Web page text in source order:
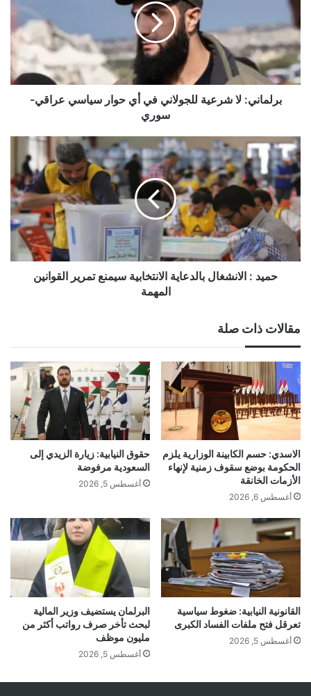
للجولاني
في
أي
حوار
سياسي
عراقي-
سوريبرلماني: لا شرعية للجولاني في أي حوار سياسي عراقي-
سوري
حميد
:
الانشغال
بالدعاية
الانتخابية
سيمنع
تمرير
القوانين
المهمة
حميد : الانشغال بالدعاية الانتخابية سيمنع تمرير القوانين
المهمة
مقالات ذات صلة
الاسدي: حسم الكابينة الوزارية يلزم
الحكومة بوضع سقوف زمنية لإنهاء
الأزمات الخانقة
أغسطس 6, 2026
حقوق النيابية: زيارة الزيدي إلى
السعودية مرفوضة
أغسطس 5, 2026
القانونية النيابية: ضغوط سياسية
تعرقل فتح ملفات الفساد الكبرى
أغسطس 5, 2026
البرلمان يستضيف وزير المالية
لبحث تأخر صرف رواتب أكثر من
مليون موظف
أغسطس 5, 2026